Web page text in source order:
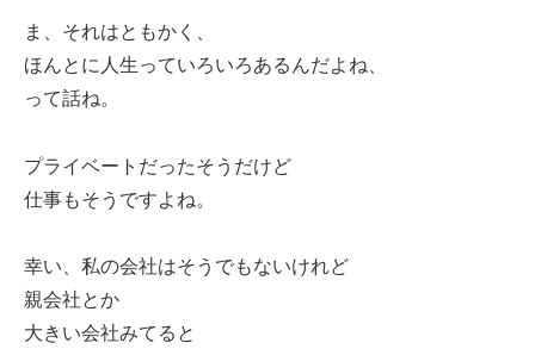
ま、それはともかく、
ほんとに人生っていろいろあるんだよね、
って話ね。
プライベートだったそうだけど
仕事もそうですよね。
幸い、私の会社はそうでもないけれど
親会社とか
大きい会社みてると